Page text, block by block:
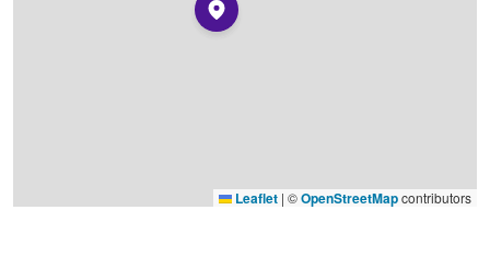
Leaflet | ©OpenStreetMapcontributors